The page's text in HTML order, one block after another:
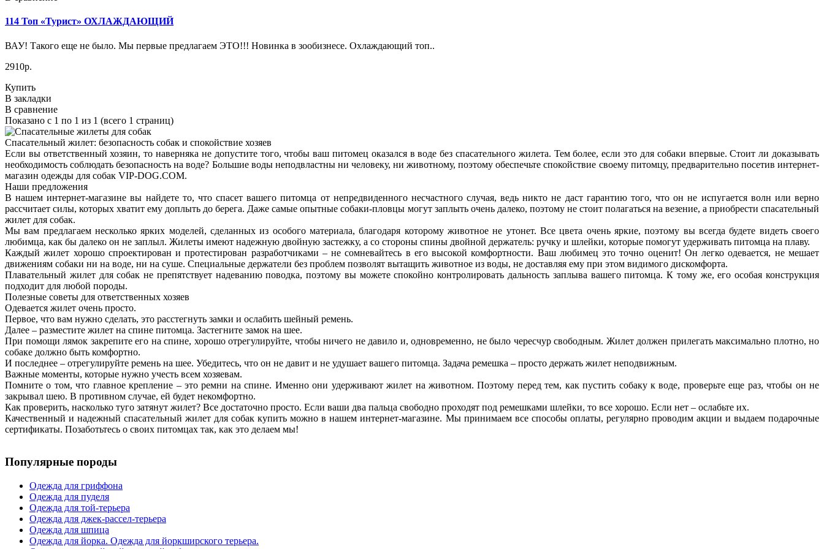
114 Топ «Турист» ОХЛАЖДАЮЩИЙ
ВАУ! Такого еще не было. Мы первые предлагаем ЭТО!!! Новинка в зообизнесе. Охлаждающий топ..
2910р.
Купить
В закладки
В сравнение
Показано с 1 по 1 из 1 (всего 1 страниц)
Спасательный жилет: безопасность собак и спокойствие хозяев
Если вы ответственный хозяин, то наверняка не допустите того, чтобы ваш питомец оказался в воде без спасательного жилета. Тем более, если это для собаки впервые. Стоит ли доказывать
необходимость соблюдать безопасность на воде? Большие воды неподвластны ни человеку, ни животному, поэтому обеспечьте спокойствие своему питомцу, предварительно посетив интернет-
магазин одежды для собак VIP-DOG.COM.
Наши предложения
В нашем интернет-магазине вы найдете то, что спасет вашего питомца от непредвиденного несчастного случая, ведь никто не даст гарантию того, что он не испугается волн или верно
рассчитает силы, которых хватит ему доплыть до берега. Даже самые опытные собаки-пловцы могут заплыть очень далеко, поэтому не стоит полагаться на везение, а приобрести спасательный
жилет для собак.
Мы вам предлагаем несколько ярких моделей, сделанных из особого материала, благодаря которому животное не утонет. Все цвета очень яркие, поэтому вы всегда будете видеть своего
любимца, как бы далеко он не заплыл. Жилеты имеют надежную двойную застежку, а со стороны спины двойной держатель: ручку и шлейки, которые помогут удерживать питомца на плаву.
Каждый жилет хорошо спроектирован и протестирован разработчиками – не сомневайтесь в его высокой комфортности. Ваш любимец это точно оценит! Он легко одевается, не мешает
движениям собаки ни на воде, ни на суше. Специальные держатели без проблем позволят вытащить животное из воды, не доставляя ему при этом видимого дискомфорта.
Плавательный жилет для собак не препятствует надеванию поводка, поэтому вы можете спокойно контролировать дальность заплыва вашего питомца. К тому же, его особая конструкция
подходит для любой породы.
Полезные советы для ответственных хозяев
Одевается жилет очень просто.
Первое, что вам нужно сделать, это расстегнуть замки и ослабить шейный ремень.
Далее – разместите жилет на спине питомца. Застегните замок на шее.
При помощи лямок закрепите его на спине, хорошо отрегулируйте, чтобы ничего не давило и, одновременно, не было чересчур свободным. Жилет должен прилегать максимально плотно, но
собаке должно быть комфортно.
И последнее – отрегулируйте ремень на шее. Убедитесь, что он не давит и не удушает вашего питомца. Задача ремешка – просто держать жилет неподвижным.
Важные моменты, которые нужно учесть всем хозяевам.
Помните о том, что главное крепление – это ремни на спине. Именно они удерживают жилет на животном. Поэтому перед тем, как пустить собаку к воде, проверьте еще раз, чтобы он не
закрывал шею. В противном случае, ей будет некомфортно.
Как проверить, насколько туго затянут жилет? Все достаточно просто. Если ваши два пальца свободно проходят под ремешками шлейки, то все хорошо. Если нет – ослабьте их.
Качественный и надежный спасательный жилет для собак купить можно в нашем интернет-магазине. Мы принимаем все способы оплаты, регулярно проводим акции и выдаем подарочные
сертификаты. Позаботьтесь о своих питомцах так, как это делаем мы!
Популярные породы
Одежда для гриффона
Одежда для пуделя
Одежда для той-терьера
Одежда для джек-рассел-терьера
Одежда для шпица
Одежда для йорка. Одежда для йоркширского терьера.